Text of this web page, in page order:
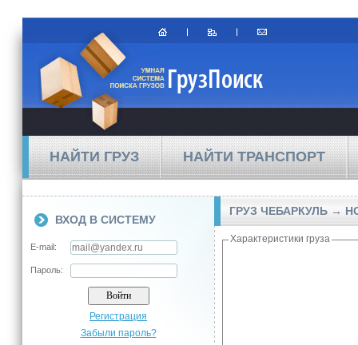
НАЙТИ ГРУЗ НАЙТИ ТРАНСПОРТ
ВХОД В СИСТЕМУ
E-mail:
Пароль:
Регистрация
Забыли пароль?
ГРУЗ ЧЕБАРКУЛЬ →
Характеристики груза